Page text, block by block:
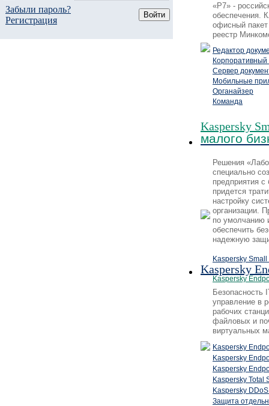
Забыли пароль?
Регистрация
«Р7» -
обеспечения.
офисный
реестр
Редактор
Корпоративный
Сервер
Мобильные
Органайзер
Команда
Kaspersky
малого
Решения
специально
предприятия
придется
настройку
организации.
по умолчанию
обеспечить
надежную
Kaspersky
Kaspersky
Kaspersky
Безопасность
управление в
рабочих
файловых и
виртуальных
Kaspersky
Kaspersky
Kaspersky
Kaspersky Total
Kaspersky
Защита